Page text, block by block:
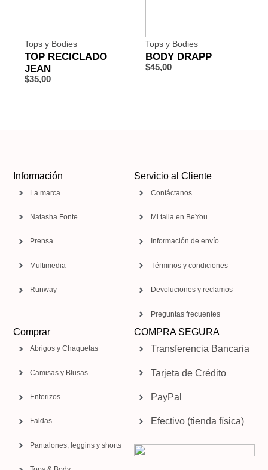
Tops y Bodies
TOP RECICLADO
JEAN
$35,00
Tops y Bodies
BODY DRAPP
$45,00
Información
La marca
Natasha Fonte
Prensa
Multimedia
Runway
Servicio al Cliente
Contáctanos
Mi talla en BeYou
Información de envío
Términos y condiciones
Devoluciones y reclamos
Preguntas frecuentes
Comprar
Abrigos y Chaquetas
Camisas y Blusas
Enterizos
Faldas
Pantalones, leggins y shorts
COMPRA SEGURA
Transferencia Bancaria
Tarjeta de Crédito
PayPal
Efectivo (tienda física)